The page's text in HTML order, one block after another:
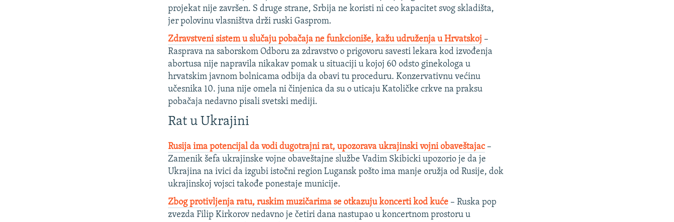
projekat nije završen. S druge strane, Srbija ne koristi ni ceo kapacitet svog skladišta,
jer polovinu vlasništva drži ruski Gasprom.
Zdravstveni sistem u slučaju pobačaja ne funkcioniše, kažu udruženja u Hrvatskoj –
Rasprava na saborskom Odboru za zdravstvo o prigovoru savesti lekara kod izvođenja
abortusa nije napravila nikakav pomak u situaciji u kojoj 60 odsto ginekologa u
hrvatskim javnom bolnicama odbija da obavi tu proceduru. Konzervativnu većinu
učesnika 10. juna nije omela ni činjenica da su o uticaju Katoličke crkve na praksu
pobačaja nedavno pisali svetski mediji.
Rat u Ukrajini
Rusija ima potencijal da vodi dugotrajni rat, upozorava ukrajinski vojni obaveštajac–
Zamenik šefa ukrajinske vojne obaveštajne službe Vadim Skibicki upozorio je da je
Ukrajina na ivici da izgubi istočni region Lugansk pošto ima manje oružja od Rusije, dok
ukrajinskoj vojsci takođe ponestaje municije.
Zbog protivljenja ratu, ruskim muzičarima se otkazuju koncerti kod kuće – Ruska pop
zvezda Filip Kirkorov nedavno je četiri dana nastupao u koncertnom prostoru u